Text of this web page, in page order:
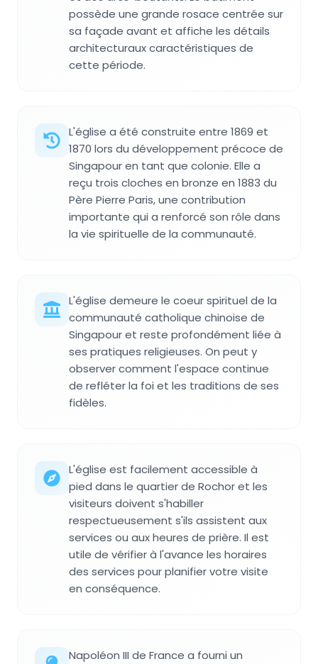
possède une grande rosace centrée sur
sa façade avant et affiche les détails
architecturaux caractéristiques de
cette période.
L'église a été construite entre 1869 et
1870 lors du développement précoce de
Singapour en tant que colonie. Elle a
reçu trois cloches en bronze en 1883 du
Père Pierre Paris, une contribution
importante qui a renforcé son rôle dans
la vie spirituelle de la communauté.
L'église demeure le coeur spirituel de la
communauté catholique chinoise de
Singapour et reste profondément liée à
ses pratiques religieuses. On peut y
observer comment l'espace continue
de refléter la foi et les traditions de ses
fidèles.
L'église est facilement accessible à
pied dans le quartier de Rochor et les
visiteurs doivent s'habiller
respectueusement s'ils assistent aux
services ou aux heures de prière. Il est
utile de vérifier à l'avance les horaires
des services pour planifier votre visite
en conséquence.
Napoléon III de France a fourni un